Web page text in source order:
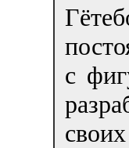
с